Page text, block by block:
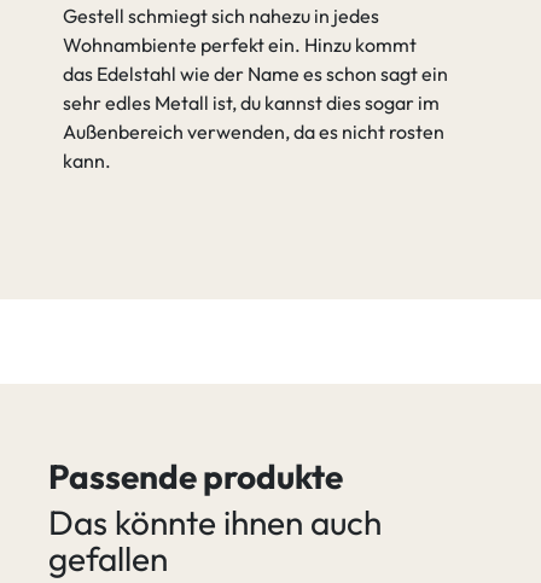
Gestell schmiegt sich nahezu in jedes
Wohnambiente perfekt ein. Hinzu kommt
das Edelstahl wie der Name es schon sagt ein
sehr edles Metall ist, du kannst dies sogar im
Außenbereich verwenden, da es nicht rosten
kann.
Passende produkte
Das könnte ihnen auch
gefallen